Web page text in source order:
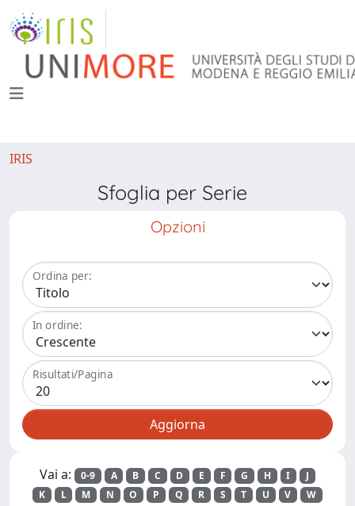
IRIS
Sfoglia per Serie
Opzioni
Ordina per:
In ordine:
Risultati/Pagina
Vai a: 0-9 A B C D E F G H I
J
K
L M N O P Q R S T U V
W